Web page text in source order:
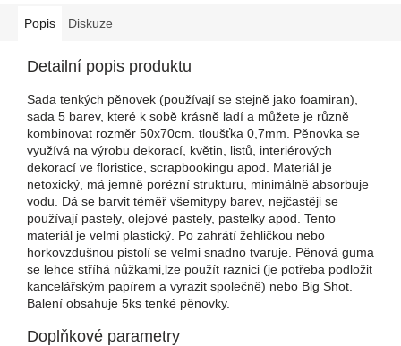
Popis Diskuze
Detailní popis produktu
Sada tenkých pěnovek (používají se stejně jako foamiran),
sada 5 barev, které k sobě krásně ladí a můžete je různě
kombinovat rozměr 50x70cm. tloušťka 0,7mm. Pěnovka se
využívá na výrobu dekorací, květin, listů, interiérových
dekorací ve floristice, scrapbookingu apod. Materiál je
netoxický, má jemně porézní strukturu, minimálně absorbuje
vodu. Dá se barvit téměř všemitypy barev, nejčastěji se
používají pastely, olejové pastely, pastelky apod. Tento
materiál je velmi plastický. Po zahrátí žehličkou nebo
horkovzdušnou pistolí se velmi snadno tvaruje. Pěnová guma
se lehce stříhá nůžkami,lze použít raznici (je potřeba podložit
kancelářským papírem a vyrazit společně) nebo Big Shot.
Balení obsahuje 5ks tenké pěnovky.
Doplňkové parametry